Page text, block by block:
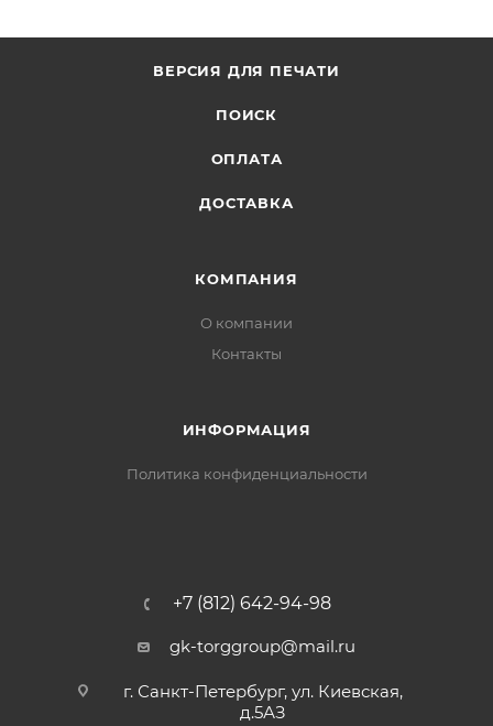
ВЕРСИЯ ДЛЯ ПЕЧАТИ
ПОИСК
ОПЛАТА
ДОСТАВКА
КОМПАНИЯ
О компании
Контакты
ИНФОРМАЦИЯ
Политика конфиденциальности
+7 (812) 642-94-98
gk-torggroup@mail.ru
г. Санкт-Петербург, ул. Киевская,
д.5АЗ